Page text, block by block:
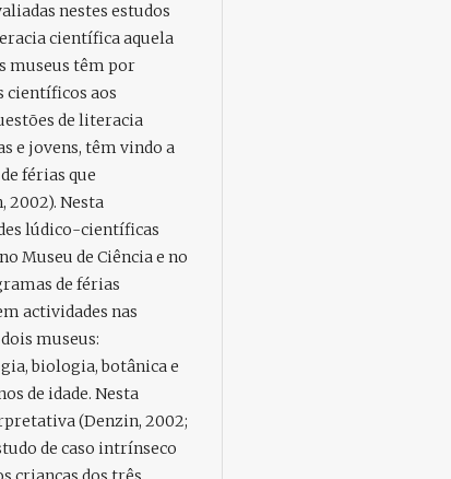
nestes estudos
científica aquela
museus têm por
científicos aos
de literacia
e jovens, têm vindo a
férias que
2002). Nesta
lúdico-científicas
Museu de Ciência e no
de férias
actividades nas
museus:
biologia, botânica e
de idade. Nesta
(Denzin, 2002;
de caso intrínseco